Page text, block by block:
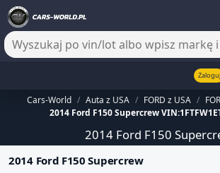
Zaloguj
Cars-World / Auta z USA / FORD z USA /
2014 Ford F150 Supercrew
2014 Ford F150
2014 Ford F150 Supercrew